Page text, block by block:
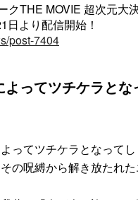
クTHE MOVIE 超次元大
日より配信開始！
post-7404
よってツチケラと
ってツチケラとなって
の呪縛から解き放たれた